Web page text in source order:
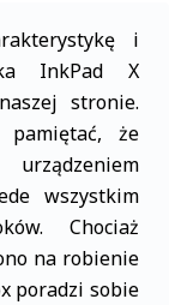
i
InkPad X
stronie.
pamiętać, że
wszystkim
Chociaż
na robienie
poradzi sobie